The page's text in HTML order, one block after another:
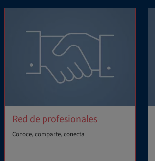
Red de profesionales
Conoce, comparte, conecta